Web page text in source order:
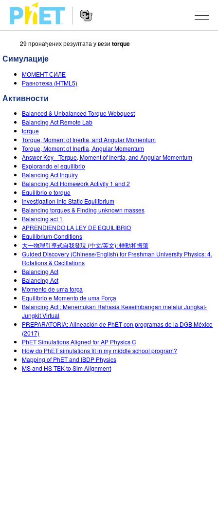
Претрага
вебсајта
Navigation
СИМУЛАЦИЈЕ
Физика
Математика & Статистика
Хемија
Земља& Свемир
Биологија
Преведене симулације
Customizable Sims
About Studio
Customizable Sims
Start a Free Trial
Purchase a License
УЧЕЊЕ
Претражи активности
Подели своје активности
Activity Contribution Guidelines
Виртуелне радионице
Professional Learning with PhET
Teaching with PhET
ИСТРАЖИВАЊА
ИНИЦИЈАТИВЕ
Инклузивни дизајн
PhET Глобал
Data Fluency
DEIB in STEM Ed
SceneryStack OSE
Impact Report
ПРИЈАВИТЕ СЕ / РЕГИСТРУЈТЕ СЕ
ПРИЈАВИТЕ СЕ / РЕГИСТРУЈТЕ СЕ
29 пронађених резултата у вези torque
Симулације
МОМЕНТ СИЛЕ
Равнотежа (HTML5)
Активности
Balanced & Unbalanced Torque Webquest
Balancing Act Remote Lab
torque
Torque, Moment of Inertia, and Angular Momentum
Torque, Moment of Inertia, Angular Momentum
Answer Key - Torque, Moment of Inertia, and Angular Momentum
Explorando el equilibrio
Balancing Act Inquiry
Balancing Act Homework Activity 1 and 2
Equilíbrio e torque
Investigation Into Static Equilibrium
Balancing torques & Finding unknown masses
Balancing act 1
APRENDIENDO LA LEY DE EQUILIBRIO
Equilibrium Conditions
大一物理引導式自我發現 (中文/英文): 轉動和振蕩
Guided Discovery (Chinese/English) for Freshman University Physics: 4.
Rotations & Oscillations
Balancing Act
Balancing Act
Momento de uma força
Equilíbrio e Momento de uma Força
Balancing Act : Menemukan Rahasia Keseimbangan melalui Jungkat-
Jungkit Virtual
PREPARATORIA: Alineación de PhET con programas de la DGB México
(2017)
PhET Simulations Aligned for AP Physics C
How do PhET simulations fit in my middle school program?
Mapping of PhET and IBDP Physics
MS and HS TEK to Sim Alignment